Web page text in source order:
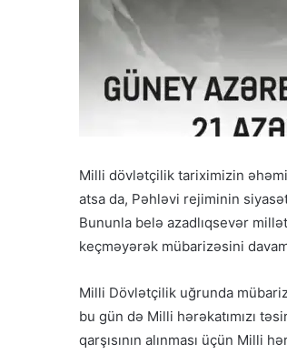
Milli dövlətçilik tariximizin
atsa da, Pəhləvi rejiminin
Bununla belə azadlıqsevər
keçməyərək mübarizəsini
Milli Dövlətçilik uğrunda
bu gün də Milli hərəkatımızı
qarşısının alınması üçün Milli